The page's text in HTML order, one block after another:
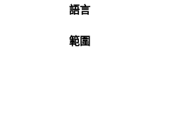
語言
範圍